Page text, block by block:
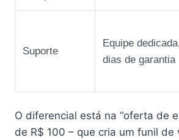
Suporte
Equipe
dias de garantia
O diferencial está na “oferta de
de R$ 100 – que cria um funil de